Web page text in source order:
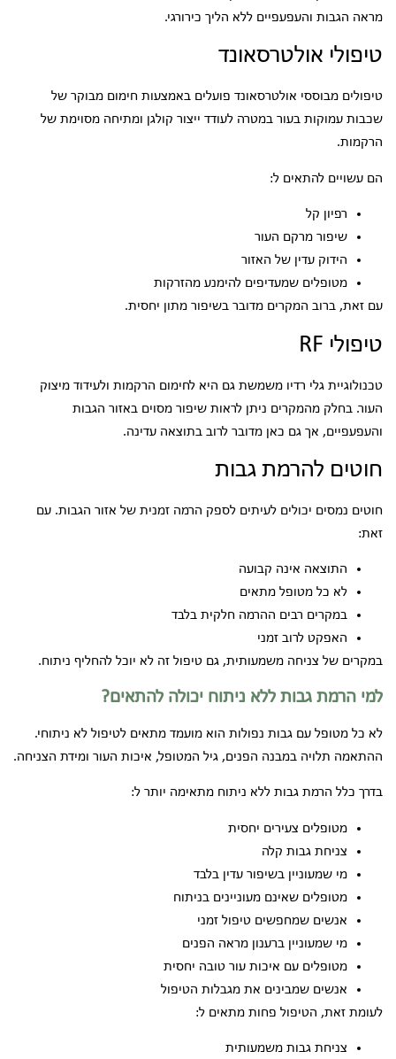
מראה הגבות והעפעפיים ללא הליך כירורגי.
טיפולי אולטרסאונד
טיפולים מבוססי אולטרסאונד פועלים באמצעות חימום מבוקר של
שכבות עמוקות בעור במטרה לעודד ייצור קולגן ומתיחה מסוימת של
הרקמות.
הם עשויים להתאים ל:
רפיון קל
שיפור מרקם העור
הידוק עדין של האזור
מטופלים שמעדיפים להימנע מהזרקות
עם זאת, ברוב המקרים מדובר בשיפור מתון יחסית.
טיפולי RF
טכנולוגיית גלי רדיו משמשת גם היא לחימום הרקמות ולעידוד מיצוק
העור. בחלק מהמקרים ניתן לראות שיפור מסוים באזור הגבות
והעפעפיים, אך גם כאן מדובר לרוב בתוצאה עדינה.
חוטים להרמת גבות
חוטים נמסים יכולים לעיתים לספק הרמה זמנית של אזור הגבות. עם
זאת:
התוצאה אינה קבועה
לא כל מטופל מתאים
במקרים רבים ההרמה חלקית בלבד
האפקט לרוב זמני
במקרים של צניחה משמעותית, גם טיפול זה לא יוכל להחליף ניתוח.
למי הרמת גבות ללא ניתוח יכולה להתאים?
לא כל מטופל עם גבות נפולות הוא מועמד מתאים לטיפול לא ניתוחי.
ההתאמה תלויה במבנה הפנים, גיל המטופל, איכות העור ומידת הצניחה.
בדרך כלל הרמת גבות ללא ניתוח מתאימה יותר ל:
מטופלים צעירים יחסית
צניחת גבות קלה
מי שמעוניין בשיפור עדין בלבד
מטופלים שאינם מעוניינים בניתוח
אנשים שמחפשים טיפול זמני
מי שמעוניין ברענון מראה הפנים
מטופלים עם איכות עור טובה יחסית
אנשים שמבינים את מגבלות הטיפול
לעומת זאת, הטיפול פחות מתאים ל:
צניחת גבות משמעותית